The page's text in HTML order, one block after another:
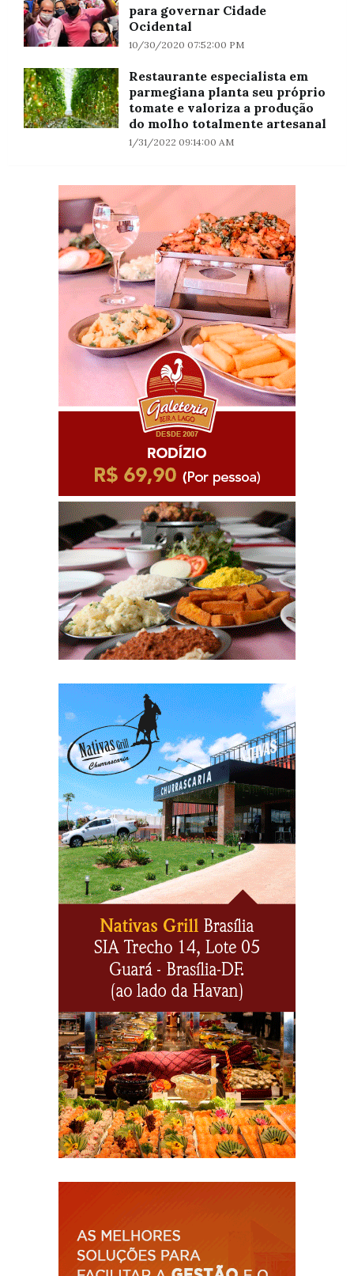
para governar Cidade
Ocidental
10/30/2020 07:52:00 PM
Restaurante especialista em
parmegiana planta seu próprio
tomate e valoriza a produção
do molho totalmente artesanal
1/31/2022 09:14:00 AM